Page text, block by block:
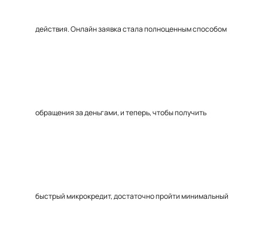
действия. Онлайн заявка стала полноценным способом
обращения за деньгами, и теперь, чтобы получить
быстрый микрокредит, достаточно пройти минимальный